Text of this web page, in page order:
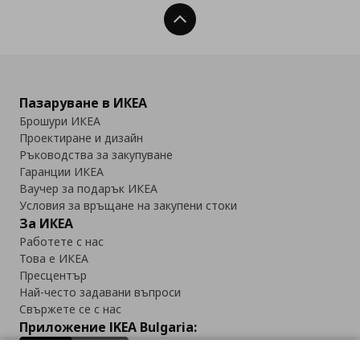
Нагоре
Пазаруване в ИКЕА
Брошури ИКЕА
Проектиране и дизайн
Ръководства за закупуване
Гаранции ИКЕА
Ваучер за подарък ИКЕА
Условия за връщане на закупени стоки
За ИКЕА
Работете с нас
Това е ИКЕА
Пресцентър
Най-често задавани въпроси
Свържете се с нас
Приложение IKEA Bulgaria: